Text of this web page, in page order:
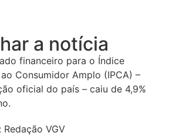
a notícia
financeiro para o Índice
Consumidor Amplo (IPCA) –
oficial do país – caiu de 4,9%
Redação VGV